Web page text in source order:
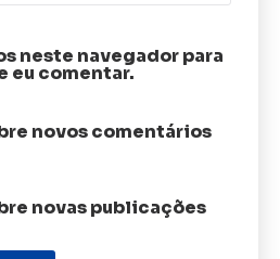
neste navegador para
eu comentar.
novos comentários
novas publicações